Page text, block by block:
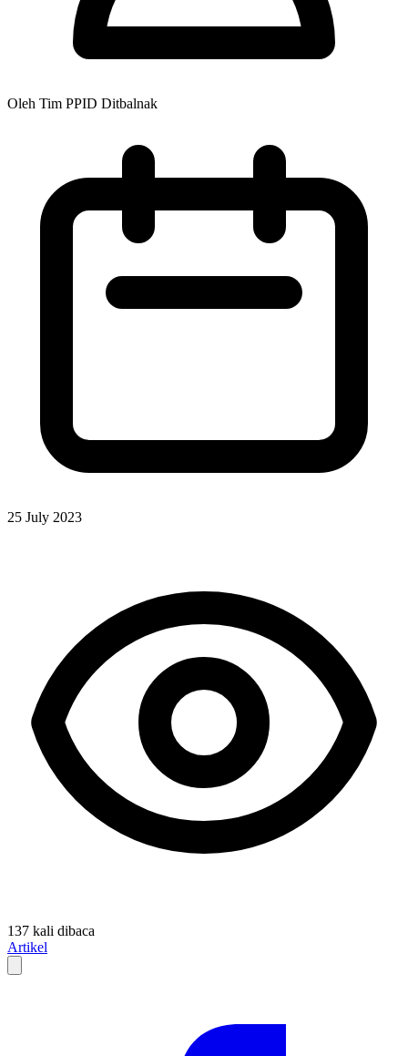
Oleh Tim PPID Ditbalnak
25 July 2023
137 kali dibaca
Artikel